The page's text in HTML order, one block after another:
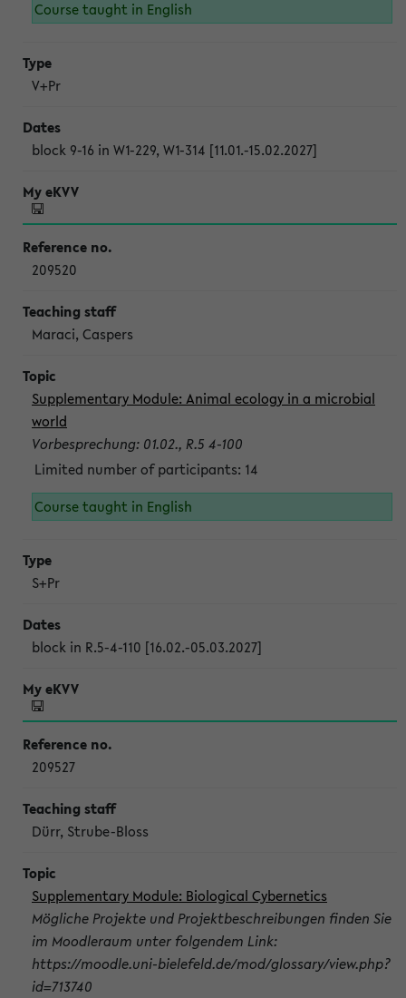
Course taught in English
V+Pr
block 9-16 in W1-229, W1-314 [11.01.-15.02.2027]
209520
Maraci, Caspers
Supplementary Module: Animal ecology in a microbial
world
Vorbesprechung: 01.02., R.5 4-100
Limited number of participants: 14
Course taught in English
S+Pr
block in R.5-4-110 [16.02.-05.03.2027]
209527
Dürr, Strube-Bloss
Supplementary Module: Biological Cybernetics
Mögliche Projekte und Projektbeschreibungen finden Sie
im Moodleraum unter folgendem Link:
https://moodle.uni-bielefeld.de/mod/glossary/view.php?
id=713740